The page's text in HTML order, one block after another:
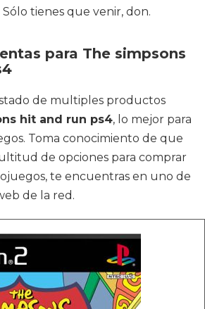
Sólo tienes que venir, don.
para The simpsons
de multiples productos
hit and run ps4, lo mejor para
Toma conocimiento de que
de opciones para comprar
te encuentras en uno de
de la red.